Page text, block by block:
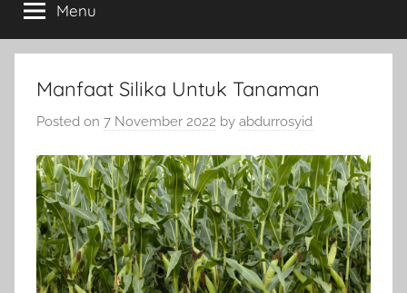
Menu
Manfaat Silika Untuk Tanaman
Posted on 7 November 2022 by abdurrosyid